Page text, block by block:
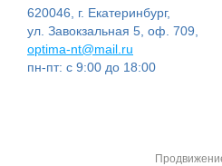
620046, г. Екатеринбург,
ул. Завокзальная 5, оф. 709,
optima-nt@mail.ru
пн-пт: с 9:00 до 18:00